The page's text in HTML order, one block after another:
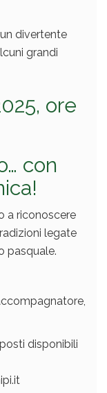
divertente
grandi
ore
con
a riconoscere
legate
pasquale.
disponibili